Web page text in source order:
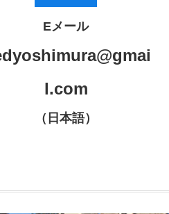
Eメール
l.com
（日本語）